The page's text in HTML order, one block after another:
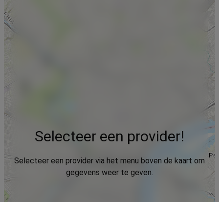
Selecteer een provider!
Selecteer een provider via het menu boven de kaart om
gegevens weer te geven.